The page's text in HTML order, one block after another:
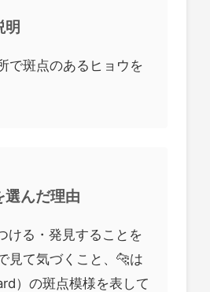
明
で斑点のあるヒョウを
選んだ理由
ける・発見することを
見て気づくこと、🐆は
）の斑点模様を表して